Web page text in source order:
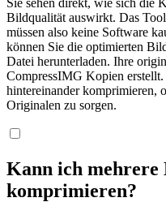
Bildqualität auswirkt. Das
müssen also keine Software
können Sie die optimierten
Datei herunterladen. Ihre
CompressIMG Kopien
hintereinander komprimieren,
Originalen zu sorgen.
Kann ich
komprimieren?